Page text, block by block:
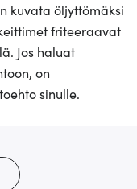
kuvata öljyttömäksi
friteeraavat
Jos haluat
on
sinulle.